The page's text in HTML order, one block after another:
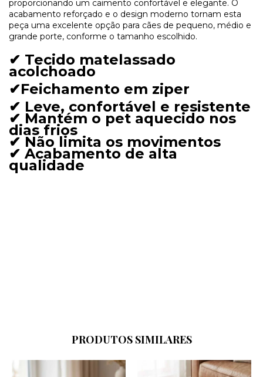
proporcionando um caimento confortável e elegante. O
acabamento reforçado e o design moderno tornam esta
peça uma excelente opção para cães de pequeno, médio e
grande porte, conforme o tamanho escolhido.
✔ Tecido matelassado
acolchoado
✔Feichamento em ziper
✔ Leve, confortável e resistente
✔ Mantém o pet aquecido nos
dias frios
✔ Não limita os movimentos
✔ Acabamento de alta
qualidade
PRODUTOS SIMILARES